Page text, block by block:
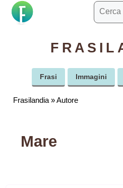
Ricerca
per:
Frasi Immagini
Frasilandia »Autore
Mare